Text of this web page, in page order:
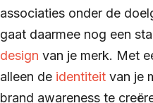
associaties onder de
gaat daarmee nog een
design van je merk. Met
alleen de identiteit van je
brand awareness te